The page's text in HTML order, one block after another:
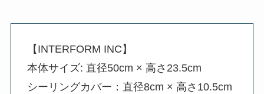
【INTERFORM INC】
本体サイズ: 直径50cm × 高さ23.5cm
シーリングカバー：直径8cm × 高さ10.5cm